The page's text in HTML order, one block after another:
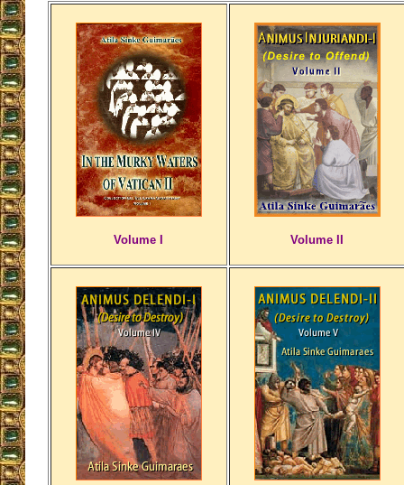
Volume I Volume II